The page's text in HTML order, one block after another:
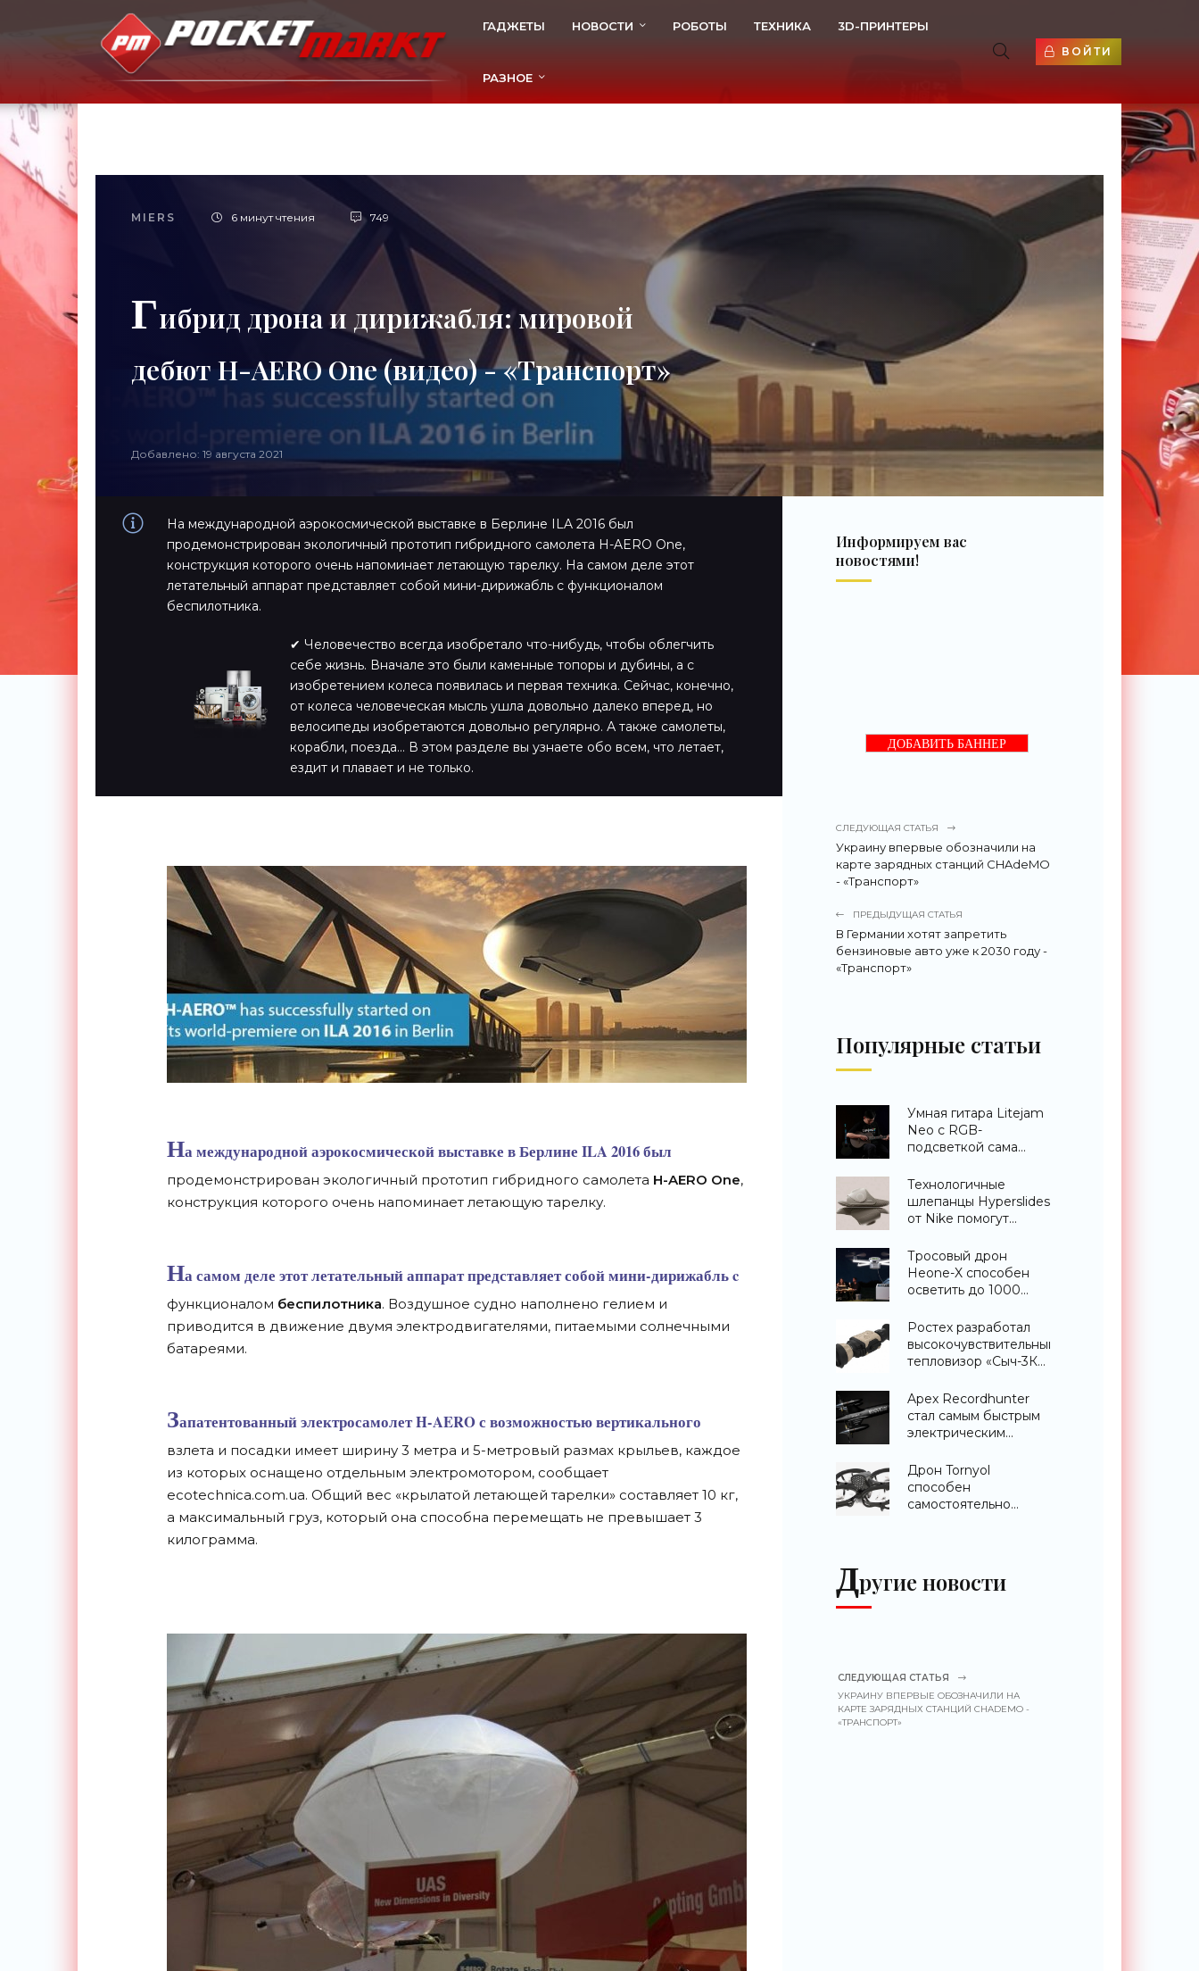
ГАДЖЕТЫ НОВОСТИ РОБОТЫ ТЕХНИКА 3D-ПРИНТЕРЫ
РАЗНОЕ
ВОЙТИ
MIERS 6 минут чтения 749
Гибрид дрона и дирижабля: мировой
дебют H-AERO One (видео) - «Транспорт»
Добавлено: 19 августа 2021
На международной аэрокосмической выставке в Берлине ILA 2016 был
продемонстрирован экологичный прототип гибридного самолета H-AERO One,
конструкция которого очень напоминает летающую тарелку. На самом деле этот
летательный аппарат представляет собой мини-дирижабль c функционалом
беспилотника.
✔ Человечество всегда изобретало что-нибудь, чтобы облегчить
себе жизнь. Вначале это были каменные топоры и дубины, а с
изобретением колеса появилась и первая техника. Сейчас, конечно,
от колеса человеческая мысль ушла довольно далеко вперед, но
велосипеды изобретаются довольно регулярно. А также самолеты,
корабли, поезда… В этом разделе вы узнаете обо всем, что летает,
ездит и плавает и не только.
На международной аэрокосмической выставке в Берлине ILA 2016был
продемонстрирован экологичный прототип гибридного самолета H-AERO One,
конструкция которого очень напоминает летающую тарелку.
На самом деле этот летательный аппарат представляет собой мини-дирижабль c
функционалом беспилотника. Воздушное судно наполнено гелием и
приводится в движение двумя электродвигателями, питаемыми солнечными
батареями.
Запатентованный электросамолет H-AERO с возможностью вертикального
взлета и посадки имеет ширину 3 метра и 5-метровый размах крыльев, каждое
из которых оснащено отдельным электромотором, сообщает
ecotechnica.com.ua. Общий вес «крылатой летающей тарелки» составляет 10 кг,
а максимальный груз, который она способна перемещать не превышает 3
килограмма.
Информируем вас
новостями!
ДОБАВИТЬ БАННЕР
СЛЕДУЮЩАЯ СТАТЬЯ
Украину впервые обозначили на
карте зарядных станций CHAdeMO
- «Транспорт»
ПРЕДЫДУЩАЯ СТАТЬЯ
В Германии хотят запретить
бензиновые авто уже к 2030 году -
«Транспорт»
Популярные статьи
Умная гитара Litejam
Neo с RGB-
подсветкой сама
«Гаджеты»
Технологичные
шлепанцы Hyperslides
от Nike помогут
ноги после
тренировки -
«Гаджеты»
Тросовый дрон
Heone-X способен
осветить до 1000
земли -
«Беспилотники»
Ростех разработал
высокочувствительный
тепловизор «Сыч-3К»
распознавания до 2
км - «Гаджеты»
Apex Recordhunter
стал самым быстрым
электрическим
«Беспилотники»
Дрон Tornyol
способен
самостоятельно
Другие новости
СЛЕДУЮЩАЯ СТАТЬЯ
УКРАИНУ ВПЕРВЫЕ ОБОЗНАЧИЛИ НА
КАРТЕ ЗАРЯДНЫХ СТАНЦИЙ CHADEMO -
«ТРАНСПОРТ»